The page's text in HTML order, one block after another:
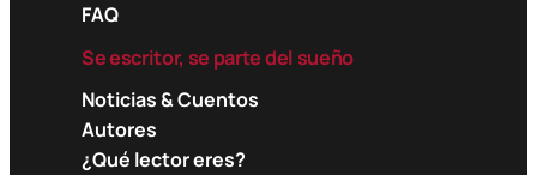
FAQ
Se escritor, se parte del sueño
Noticias & Cuentos
Autores
¿Qué lector eres?